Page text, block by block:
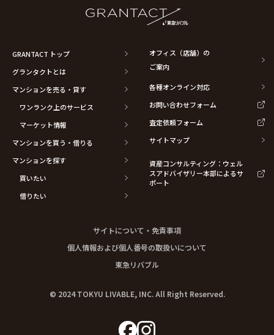
GRANTACT トップ
グランタクトとは
マンションを売る・貸す
ワンランク上のサービス
マーケット情報
マンションを買う・借りる
マンションを探す
買いたい
借りたい
オフィス（店舗）の
ご案内
各種オンライン対応
お問い合わせフォーム
査定依頼フォーム
サイトマップ
資産コンサルティング：ウェル
スアドバイザリー本部によるサ
ポート
サイトについて・免責事項
個人情報および個人番号の取扱いについて
東急リバブル
© 2024 TOKYU LIVABLE, INC. All Right Reserved.